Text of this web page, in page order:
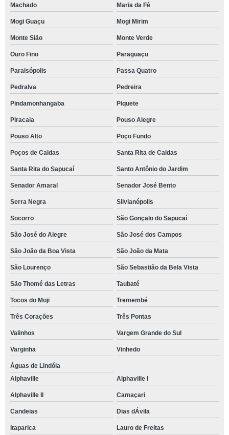
Machado Maria da Fé
Mogi Guaçu Mogi Mirim
Monte Sião Monte Verde
Ouro Fino Paraguaçu
Paraisópolis Passa Quatro
Pedralva Pedreira
Pindamonhangaba Piquete
Piracaia Pouso Alegre
Pouso Alto Poço Fundo
Poços de Caldas Santa Rita de Caldas
Santa Rita do Sapucaí Santo Antônio do Jardim
Senador Amaral Senador José Bento
Serra Negra Silvianópolis
Socorro São Gonçalo do Sapucaí
São José do Alegre São José dos Campos
São João da Boa Vista São João da Mata
São Lourenço São Sebastião da Bela Vista
São Thomé das Letras Taubaté
Tocos do Moji Tremembé
Três Corações Três Pontas
Valinhos Vargem Grande do Sul
Varginha Vinhedo
Águas de Lindóia
Alphaville
Alphaville I
Alphaville II Camaçari
Candeias Dias dÁvila
Itaparica Lauro de Freitas